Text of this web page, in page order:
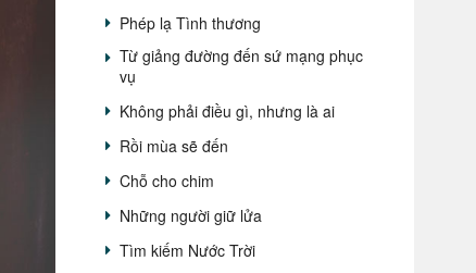
Phép lạ Tình thương
Từ giảng đường đến sứ mạng phục
vụ
Không phải điều gì, nhưng là ai
Rồi mùa sẽ đến
Chỗ cho chim
Những người giữ lửa
Tìm kiếm Nước Trời